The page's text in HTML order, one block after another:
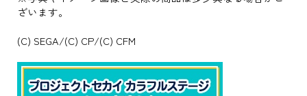
ざいます。
(C) SEGA/(C) CP/(C) CFM